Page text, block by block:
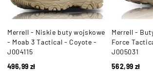
Merrell - Niskie buty wojskowe
- Moab 3 Tactical - Coyote -
J004115
496,99 zł
Merrell -
Force
J005031
562,99 zł